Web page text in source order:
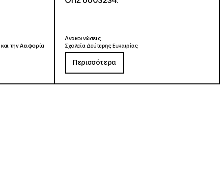
την Αειφορία
Ανακοινώσεις
Σχολεία Δεύτερης Ευκαιρίας
Περισσότερα